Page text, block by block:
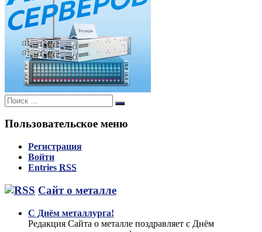
Поиск:
Поиск
Пользовательское меню
Регистрация
Войти
Entries RSS
Сайт о металле
С Днём металлурга!
Редакция Сайта о металле поздравляет с Днём